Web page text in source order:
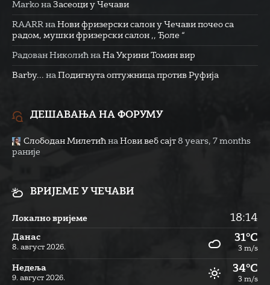
Marko на Засеоци у Чечави
RAARR на Нови фризерски салон у Чечави почео са
радом, мушки фризерски салон ,, Ђоле “
Радован Николић на На Укрини Томин вир
Barby... на Подигнута оптужница против Руфија
ДЕШАВАЊА НА ФОРУМУ
Слободан Милетић на Нови веб сајт 8 years, 7 months
раније
ВРИЈЕМЕ У ЧЕЧАВИ
Локално вријеме 18:14
Данас
8. август 2026.
31°C
3 m/s
Недеља
9. август 2026.
34°C
3 m/s